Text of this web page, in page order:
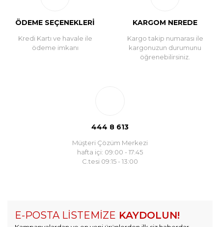
ÖDEME SEÇENEKLERİ
Kredi Kartı ve havale ile
ödeme imkanı
KARGOM NEREDE
Kargo takip numarası ile
kargonuzun durumunu
öğrenebilirsiniz.
444 8 613
Müşteri Çözüm Merkezi
hafta içi: 09:00 - 17:45
C.tesi 09:15 - 13:00
E-POSTA LİSTEMİZE KAYDOLUN!